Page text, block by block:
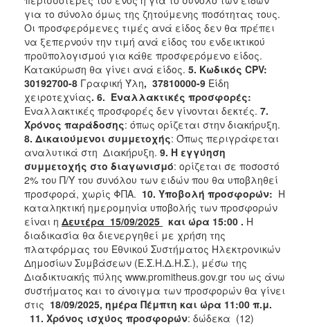
για το σύνολο όμως της ζητούμενης ποσότητας τους.
Οι προσφερόμενες τιμές ανά είδος δεν θα πρέπει
να ξεπερνούν την τιμή ανά είδος του ενδεικτικού
προϋπολογισμού για κάθε προσφερόμενο είδος.
Κατακύρωση θα γίνει ανά είδος. 5. Κωδικός CPV:
30192700-8 Γραφική Ύλη, 37810000-9 Είδη
χειροτεχνίας. 6. Εναλλακτικές προσφορές:
Εναλλακτικές προσφορές δεν γίνονται δεκτές. 7.
Χρόνος παράδοσης: όπως ορίζεται στην διακήρυξη.
8. Δικαιούμενοι συμμετοχής: Όπως περιγράφεται
αναλυτικά στη Διακήρυξη. 9. Η εγγύηση
συμμετοχής στο διαγωνισμό: ορίζεται σε ποσοστό
2% του Π/Υ του συνόλου των ειδών που θα υποβληθεί
προσφορά, χωρίς ΦΠΑ. 10. Υποβολή προσφορών: Η
καταληκτική ημερομηνία υποβολής των προσφορών
είναι η Δευτέρα 15/09/2025 και ώρα 15:00 . Η
διαδικασία θα διενεργηθεί με χρήση της
πλατφόρμας του Εθνικού Συστήματος Ηλεκτρονικών
Δημοσίων Συμβάσεων (Ε.Σ.Η.Δ.Η.Σ.), μέσω της
Διαδικτυακής πύλης www.promitheus.gov.gr του ως άνω
συστήματος και το άνοιγμα των προσφορών θα γίνει
στις 18/09/2025, ημέρα Πέμπτη και ώρα 11:00 π.μ.
11. Χρόνος ισχύος προσφορών: δώδεκα (12)